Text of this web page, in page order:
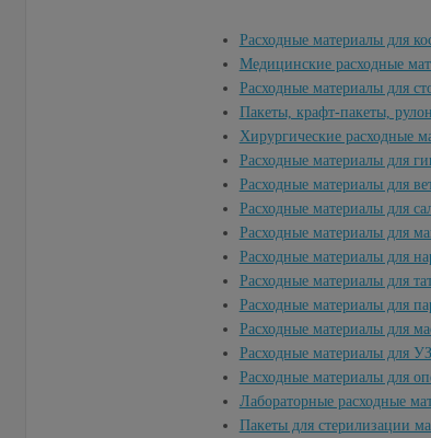
Расходные материалы для
Медицинские расходные
Расходные материалы для
Пакеты, крафт-пакеты,
Хирургические расходные
Расходные материалы для
Расходные материалы для
Расходные материалы для
Расходные материалы для
Расходные материалы для
Расходные материалы для
Расходные материалы для
Расходные материалы для
Расходные материалы для
Расходные материалы для
Лабораторные расходные
Пакеты для стерилизации